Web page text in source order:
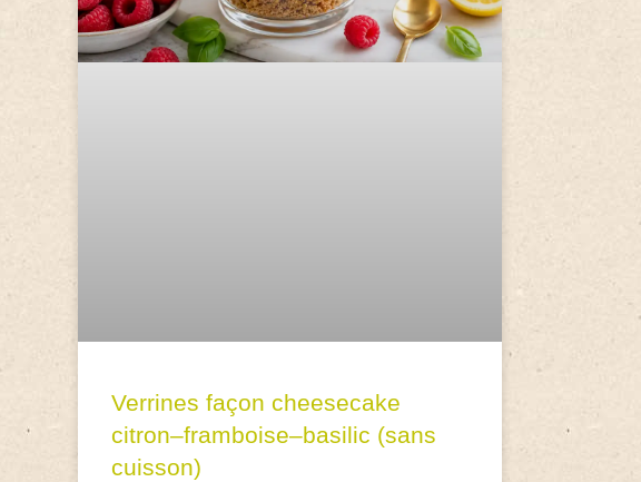
Verrines façon cheesecake
citron–framboise–basilic (sans
cuisson)